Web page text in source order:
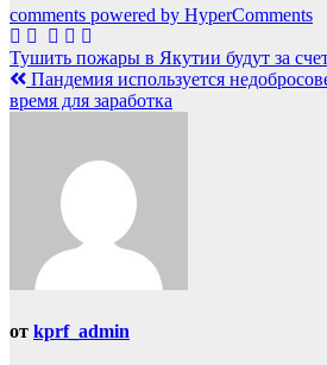
comments powered by HyperComments
Навигация
по
Тушить пожары в Якутии будут за
Пандемия используется
время для заработка
от kprf_admin